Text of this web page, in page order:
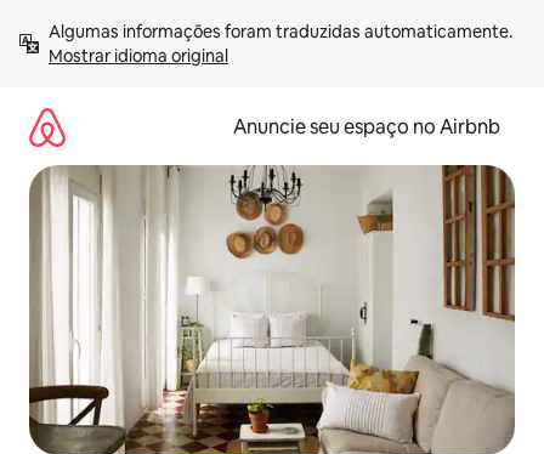
para
Mostrar idioma original
Anuncie seu espaço no Airbnb